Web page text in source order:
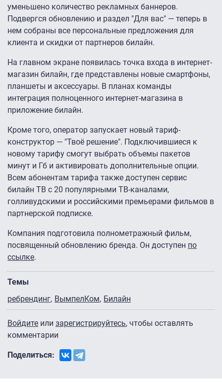
уменьшено количество рекламных баннеров.
Подвергся обновлению и раздел "Для вас" — теперь в
нем собраны все персональные предложения для
клиента и скидки от партнеров билайн.
На главном экране появилась точка входа в интернет-
магазин билайн, где представлены новые смартфоны,
планшеты и аксессуары. В планах команды
интеграция полноценного интернет-магазина в
приложение билайн.
Кроме того, оператор запускает новый тариф-
конструктор — "Твоё решение". Подключившиеся к
новому тарифу смогут выбрать объемы пакетов
минут и Гб и активировать дополнительные опции.
Всем абонентам тарифа также доступен сервис
билайн ТВ с 20 популярными ТВ-каналами,
голливудскими и российскими премьерами фильмов в
партнерской подписке.
Компания подготовила полнометражный фильм,
посвященный обновлению бренда. Он доступен по
ссылке.
Темы
ребрендинг ВымпелКом Билайн
Войдите или зарегистрируйтесь, чтобы оставлять
комментарии
Поделиться: